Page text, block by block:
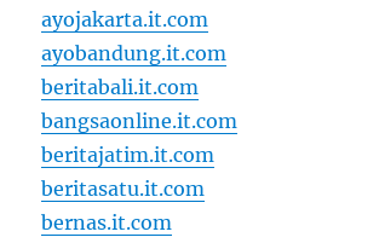
ayojakarta.it.com
ayobandung.it.com
beritabali.it.com
bangsaonline.it.com
beritajatim.it.com
beritasatu.it.com
bernas.it.com